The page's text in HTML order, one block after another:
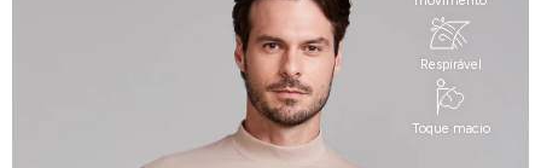
Respirável
Toque macio